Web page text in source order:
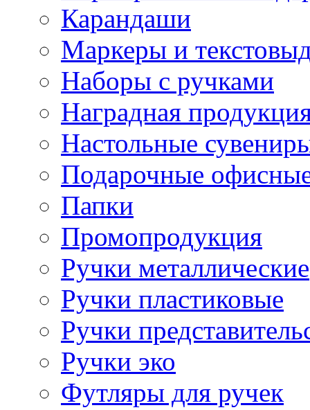
Карандаши
Маркеры и
Наборы с ручками
Наградная
Настольные
Подарочные
Папки
Промопродукция
Ручки металлические
Ручки пластиковые
Ручки
Ручки эко
Футляры для ручек